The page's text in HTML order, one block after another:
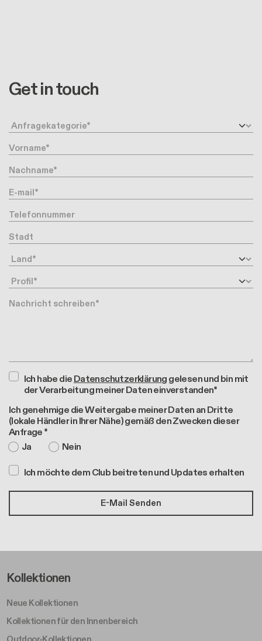
Get in touch
Anfragetyp
Vorname
Nachname
Ihre Email-Adresse
Telefonnummer
Stadt
Land
Profil
Nachricht
Ich habe dieDatenschutzerklärunggelesen und bin mit
der Verarbeitung meiner Daten einverstanden*
Ich genehmige die Weitergabe meiner Daten an Dritte
(lokale Händler in Ihrer Nähe) gemäß den Zwecken dieser
Anfrage *
Ja
Nein
Ich möchte dem Club beitreten und Updates erhalten
Footer Left Middle A
Kollektionen
Neue Kollektionen
Kollektionen für den Innenbereich